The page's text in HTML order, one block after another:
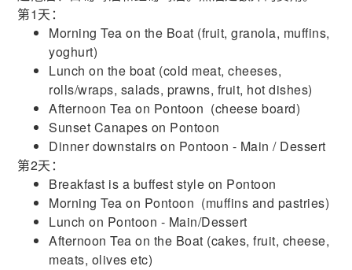
第1天：
Morning Tea on the Boat (fruit, granola, muffins,
yoghurt)
Lunch on the boat (cold meat, cheeses,
rolls/wraps, salads, prawns, fruit, hot dishes)
Afternoon Tea on Pontoon (cheese board)
Sunset Canapes on Pontoon
Dinner downstairs on Pontoon - Main / Dessert
第2天：
Breakfast is a buffest style on Pontoon
Morning Tea on Pontoon (muffins and pastries)
Lunch on Pontoon - Main/Dessert
Afternoon Tea on the Boat (cakes, fruit, cheese,
meats, olives etc)